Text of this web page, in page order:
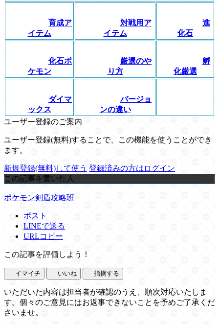
育成ア
イテム
対戦用ア
イテム
進
化石
化石ポ
ケモン
厳選のや
り方
孵
化厳選
ダイマ
ックス
バージョ
ンの違い
ユーザー登録のご案内
ユーザー登録(無料)することで、この機能を使うことができ
ます。
新規登録(無料)して使う 登録済みの方はログイン
この記事を書いた人
ポケモン剣盾攻略班
ポスト
LINEで送る
URLコピー
この記事を評価しよう！
イマイチ いいね 指摘する
いただいた内容は担当者が確認のうえ、順次対応いたしま
す。個々のご意見にはお返事できないことを予めご了承くだ
さいませ。